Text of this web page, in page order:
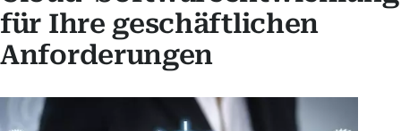
für Ihre geschäftlichen
Anforderungen